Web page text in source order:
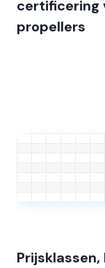
certificering
propellers